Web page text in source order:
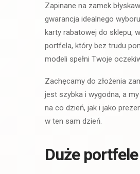
Zapinane na zamek
gwarancja idealnego
karty rabatowej do sklepu,
portfela, który bez trudu
modeli spełni Twoje
Zachęcamy do złożenia
jest szybka i wygodna, a
na co dzień, jak i jako
w ten sam dzień.
Duże